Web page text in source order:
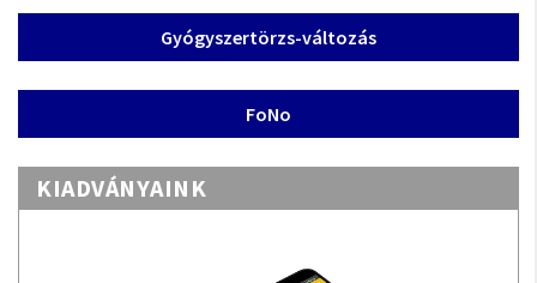
Gyógyszertörzs-változás
FoNo
KIADVÁNYAINK